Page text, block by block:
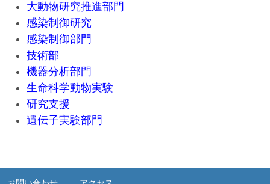
大動物研究推進部門
感染制御研究
感染制御部門
技術部
機器分析部門
生命科学動物実験
研究支援
遺伝子実験部門